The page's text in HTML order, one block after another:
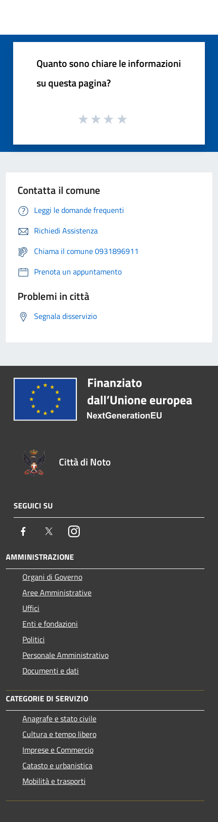
Quanto sono chiare le informazioni
su questa pagina?
Contatta il comune
Leggi le domande frequenti
Richiedi Assistenza
Chiama il comune 0931896911
Prenota un appuntamento
Problemi in città
Segnala disservizio
Città di Noto
SEGUICI SU
Facebook TwitterInstagram
AMMINISTRAZIONE
Organi di Governo
Aree Amministrative
Uffici
Enti e fondazioni
Politici
Personale Amministrativo
Documenti e dati
CATEGORIE DI SERVIZIO
Anagrafe e stato civile
Cultura e tempo libero
Imprese e Commercio
Catasto e urbanistica
Mobilità e trasporti